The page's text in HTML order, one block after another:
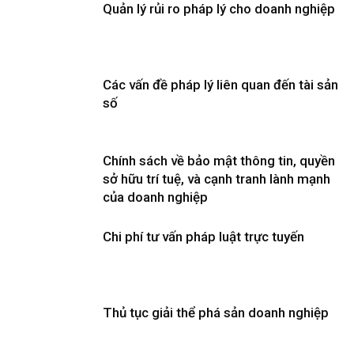
Quản lý rủi ro pháp lý cho doanh nghiệp
Các vấn đề pháp lý liên quan đến tài sản
số
Chính sách về bảo mật thông tin, quyền
sở hữu trí tuệ, và cạnh tranh lành mạnh
của doanh nghiệp
Chi phí tư vấn pháp luật trực tuyến
Thủ tục giải thể phá sản doanh nghiệp